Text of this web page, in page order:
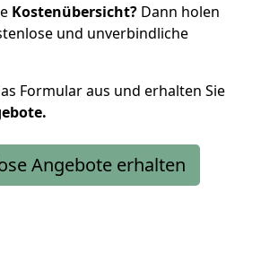
Kostenübersicht? Dann holen
und unverbindliche
Formular aus und erhalten Sie
Angebote erhalten